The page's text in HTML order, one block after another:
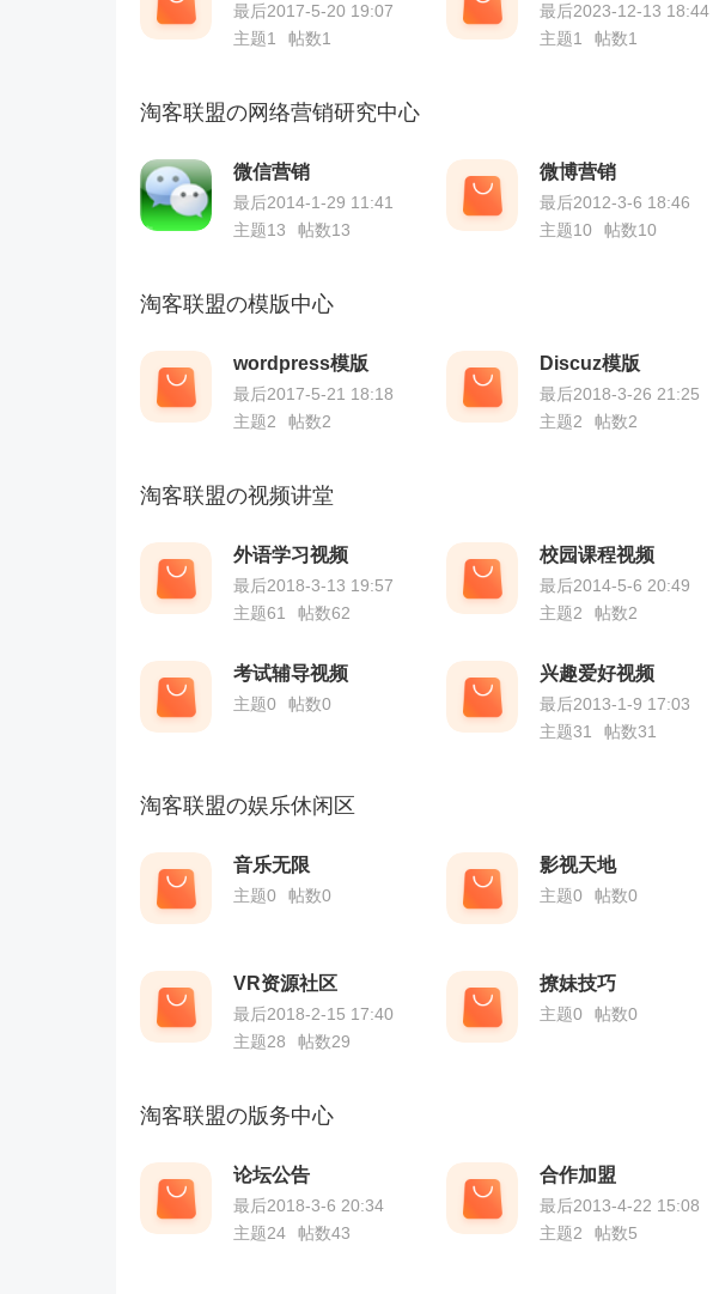
最后2017-5-20 19:07
主题1
帖数1
最后2023-12-13 18:44
主题1
帖数1
淘客联盟の网络营销研究中心
微信营销
最后2014-1-29 11:41
主题13
帖数13
微博营销
最后2012-3-6 18:46
主题10
帖数10
淘客联盟の模版中心
wordpress模版
最后2017-5-21 18:18
主题2
帖数2
Discuz模版
最后2018-3-26 21:25
主题2
帖数2
淘客联盟の视频讲堂
外语学习视频
最后2018-3-13 19:57
主题61
帖数62
校园课程视频
最后2014-5-6 20:49
主题2
帖数2
考试辅导视频
主题0 帖数0
兴趣爱好视频
最后2013-1-9 17:03
主题31
帖数31
淘客联盟の娱乐休闲区
音乐无限
主题0 帖数0
影视天地
主题0 帖数0
VR资源社区
最后2018-2-15 17:40
主题28
帖数29
撩妹技巧
主题0 帖数0
淘客联盟の版务中心
论坛公告
最后2018-3-6 20:34
主题24
帖数43
合作加盟
最后2013-4-22 15:08
主题2
帖数5